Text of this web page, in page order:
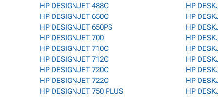
HP DESIGNJET 488C
HP DESIGNJET 650C
HP DESIGNJET 650PS
HP DESIGNJET 700
HP DESIGNJET 710C
HP DESIGNJET 712C
HP DESIGNJET 720C
HP DESIGNJET 722C
HP DESIGNJET 750 PLUS
HP
HP
HP
HP
HP
HP
HP
HP
HP